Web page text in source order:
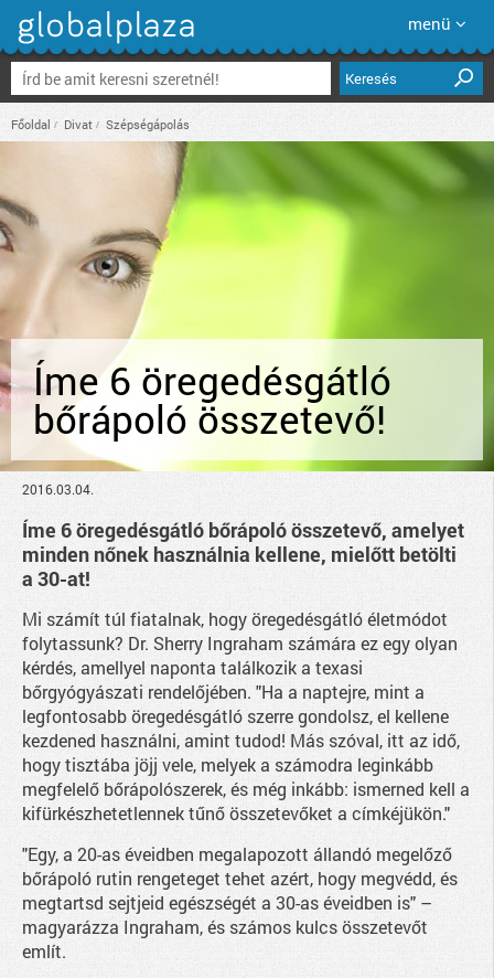
menü
Keresés
Főoldal Divat Szépségápolás
Íme 6 öregedésgátló
bőrápoló összetevő!
2016.03.04.
Íme 6 öregedésgátló bőrápoló összetevő, amelyet
minden nőnek használnia kellene, mielőtt betölti
a 30-at!
Mi számít túl fiatalnak, hogy öregedésgátló életmódot
folytassunk? Dr. Sherry Ingraham számára ez egy olyan
kérdés, amellyel naponta találkozik a texasi
bőrgyógyászati rendelőjében. "Ha a naptejre, mint a
legfontosabb öregedésgátló szerre gondolsz, el kellene
kezdened használni, amint tudod! Más szóval, itt az idő,
hogy tisztába jöjj vele, melyek a számodra leginkább
megfelelő bőrápolószerek, és még inkább: ismerned kell a
kifürkészhetetlennek tűnő összetevőket a címkéjükön."
"Egy, a 20-as éveidben megalapozott állandó megelőző
bőrápoló rutin rengeteget tehet azért, hogy megvédd, és
megtartsd sejtjeid egészségét a 30-as éveidben is" –
magyarázza Ingraham, és számos kulcs összetevőt
említ.